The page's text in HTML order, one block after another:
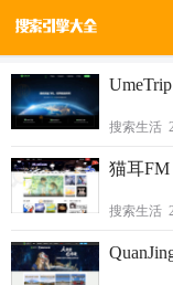
搜索生活
猫耳FM
搜索生活